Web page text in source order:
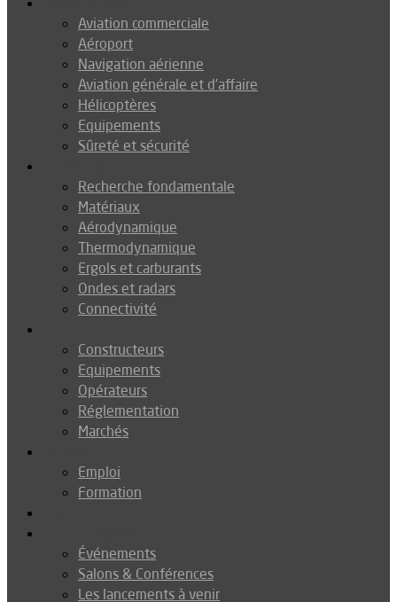
Aviation commerciale
Aéroport
Navigation aérienne
Aviation générale et d’affaire
Hélicoptères
Equipements
Sûreté et sécurité
Recherche fondamentale
Matériaux
Aérodynamique
Thermodynamique
Ergols et carburants
Ondes et radars
Connectivité
Constructeurs
Equipements
Opérateurs
Réglementation
Marchés
Emploi
Formation
Événements
Salons & Conférences
Les lancements à venir